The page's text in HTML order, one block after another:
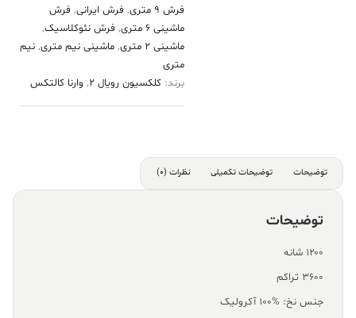
کتایون
زرد
حاشیه
نارنجی
فرش 9 متری
, فرش ایرانی, فرش
ماشینی 6 متری
, فرش نئوکلاسیک,
ماشینی 2 متری
, ماشینی نیم متری, نیم
متری
برند: کلکسیون رویال 2 , وارنا کالتکس
توضیحات توضیحات تکمیلی نظرات (0)
توضیحات
۱۲۰۰ شانه
۳۶۰۰ تراکم
جنس نخ: %100 آکرولیک